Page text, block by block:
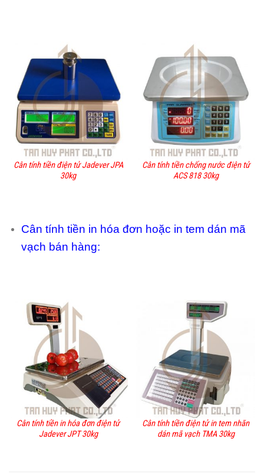
Cân tính tiền điện tử Jadever JPA
30kg
Cân tính tiền chống nước điện tử
ACS 818 30kg
Cân tính tiền in hóa đơn hoặc in tem dán mã
vạch bán hàng:
Cân tính tiền in hóa đơn điện tử
Jadever JPT 30kg
Cân tính tiền điện tử in tem nhãn
dán mã vạch TMA 30kg